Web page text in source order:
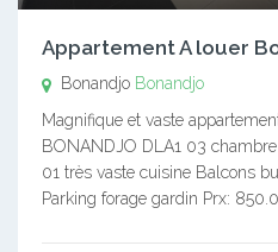
Appartement A louer
Bonandjo Bonandjo
Magnifique et vaste
BONANDJO DLA1 03
01 très vaste cuisine Balcons
Parking forage gardin Prx: